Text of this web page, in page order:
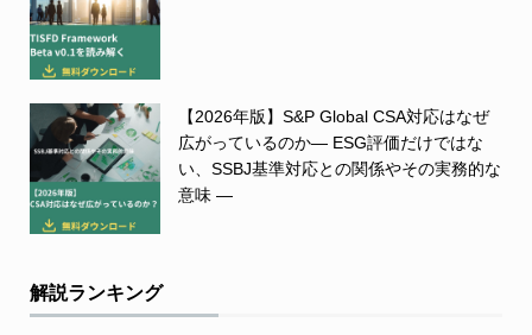
【2026年版】S&P Global CSA対応はなぜ
広がっているのか― ESG評価だけではな
い、SSBJ基準対応との関係やその実務的な
意味 ―
解説ランキング